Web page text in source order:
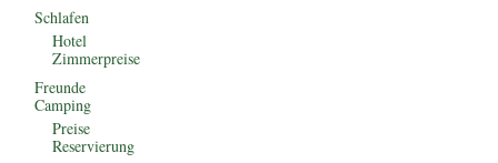
Schlafen
Hotel
Zimmerpreise
Freunde
Camping
Preise
Reservierung